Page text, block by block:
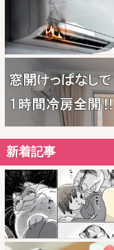
新着記事